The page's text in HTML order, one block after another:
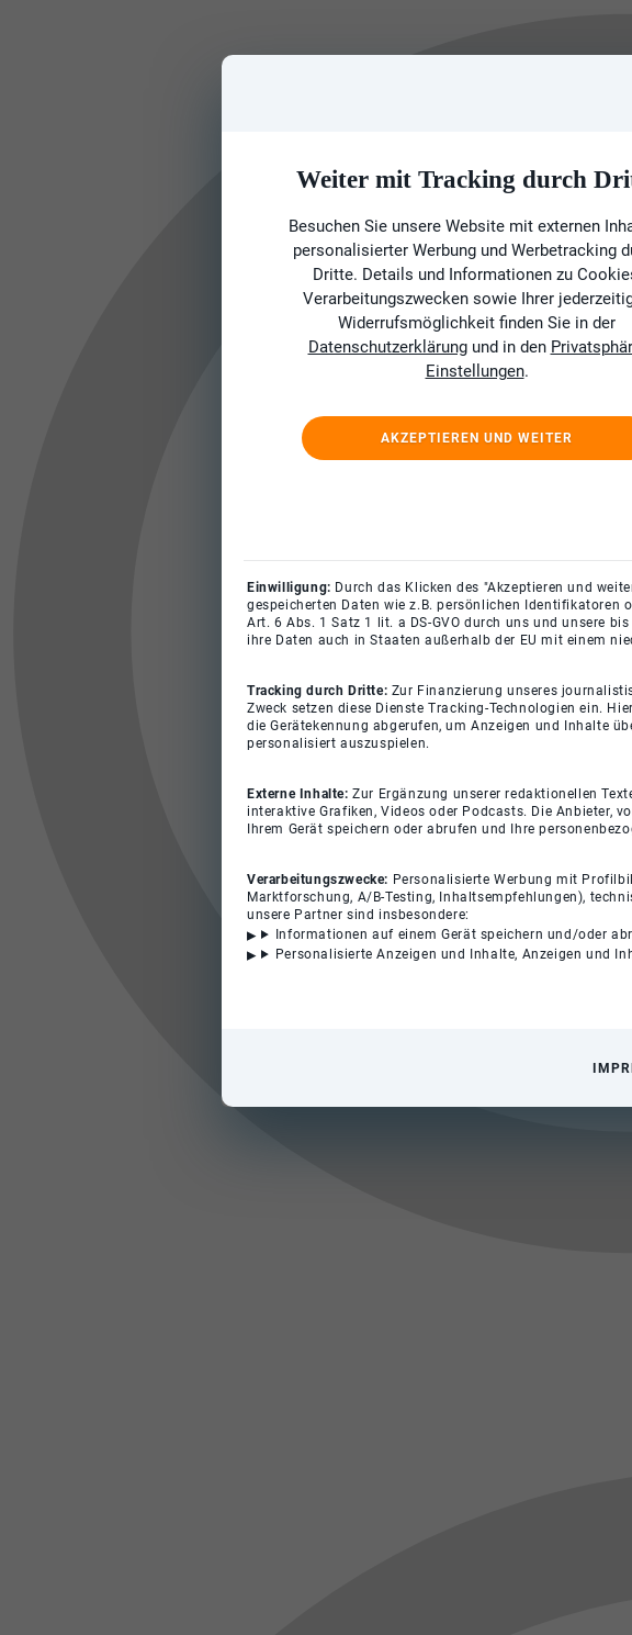
Weiter mit Tracking durch
Besuchen Sie unsere Website mit externen
personalisierter Werbung und Werbetracking
Dritte. Details und Informationen zu
Verarbeitungszwecken sowie Ihrer
Widerrufsmöglichkeit finden Sie in der
Datenschutzerklärungund in den
Einstellungen.
AKZEPTIEREN UND WEITER
Einwilligung: Durch das Klicken des "Akzeptieren und
gespeicherten Daten wie z.B. persönlichen Identifikatoren
Art. 6 Abs. 1 Satz 1 lit. a DS-GVO durch uns und unsere bis
ihre Daten auch in Staaten außerhalb der EU mit einem
Tracking durch Dritte: Zur Finanzierung unseres
Zweck setzen diese Dienste Tracking-Technologien ein.
die Gerätekennung abgerufen, um Anzeigen und Inhalte
personalisiert auszuspielen.
Externe Inhalte:Zur Ergänzung unserer redaktionellen
interaktive Grafiken, Videos oder Podcasts. Die Anbieter,
Ihrem Gerät speichern oder abrufen und Ihre
Verarbeitungszwecke: Personalisierte Werbung mit
Marktforschung, A/B-Testing, Inhaltsempfehlungen),
unsere Partner sind insbesondere:
Informationen auf einem Gerät speichern und/oder
Personalisierte Anzeigen und Inhalte, Anzeigen und